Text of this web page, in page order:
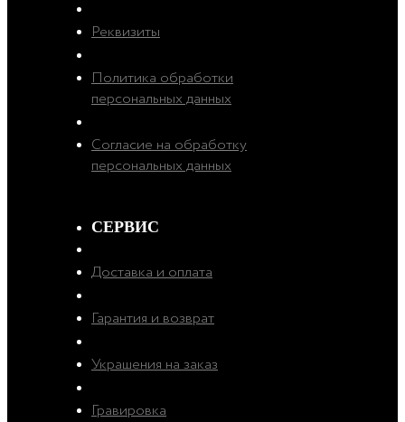
Реквизиты
Политика обработки
персональных данных
Согласие на обработку
персональных данных
СЕРВИС
Доставка и оплата
Гарантия и возврат
Украшения на заказ
Гравировка